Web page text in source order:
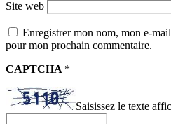
Site web
Enregistrer mon nom, mon e-
pour mon prochain commentaire.
CAPTCHA *
Saisissez le texte